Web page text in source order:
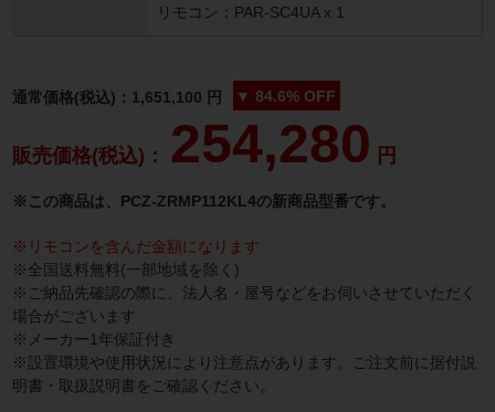
リモコン：PAR-SC4UA x 1
通常価格(税込)： 1,651,100 円 ▼ 84.6% OFF
販売価格(税込)： 254,280 円
※この商品は、PCZ-ZRMP112KL4の新商品型番です。
※リモコンを含んだ金額になります
※全国送料無料(一部地域を除く)
※ご納品先確認の際に、法人名・屋号などをお伺いさせていただく
場合がございます
※メーカー1年保証付き
※設置環境や使用状況により注意点があります。ご注文前に据付説
明書・取扱説明書をご確認ください。